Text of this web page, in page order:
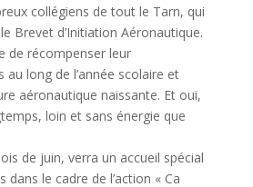
collégiens de tout le Tarn, qui
Brevet d’Initiation Aéronautique.
de récompenser leur
long de l’année scolaire et
aéronautique naissante. Et oui,
loin et sans énergie que
de juin, verra un accueil spécial
dans le cadre de l’action « Ca